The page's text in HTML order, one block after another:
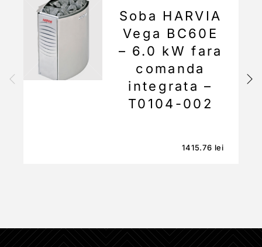
Soba HARVIA
Vega BC60E
– 6.0 kW fara
comanda
integrata –
T0104-002
1415.76 lei